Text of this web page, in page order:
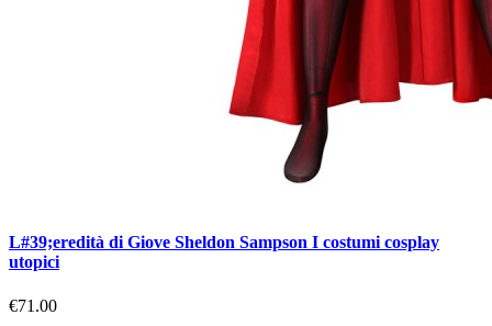
L#39;eredità di Giove Sheldon Sampson I costumi cosplay
utopici
€71.00